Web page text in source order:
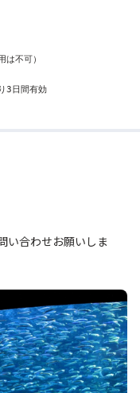
不可）
3日間有効
い合わせお願いしま